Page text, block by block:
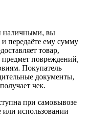
наличными, вы
и передаёте ему сумму
товар,
повреждений,
Покупатель
документы,
чек.
при самовывозе
или использовании